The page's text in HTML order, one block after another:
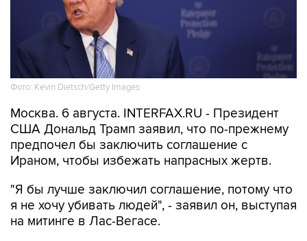
Фото: Kevin Dietsch/Getty Images
Москва. 6 августа. INTERFAX.RU - Президент
США Дональд Трамп заявил, что по-прежнему
предпочел бы заключить соглашение с
Ираном, чтобы избежать напрасных жертв.
"Я бы лучше заключил соглашение, потому что
я не хочу убивать людей", - заявил он, выступая
на митинге в Лас-Вегасе.